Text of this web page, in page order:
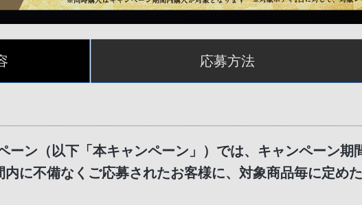
応募方法
ン（以下「本キャンペーン」）では、キャンペーン期
に不備なくご応募されたお客様に、対象商品毎に定め